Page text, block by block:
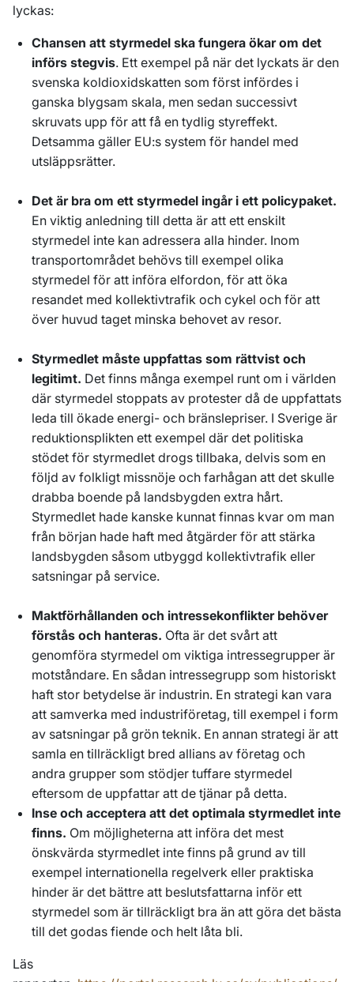
lyckas:
Chansen att styrmedel ska fungera ökar om det
införs stegvis. Ett exempel på när det lyckats är den
svenska koldioxidskatten som först infördes i
ganska blygsam skala, men sedan successivt
skruvats upp för att få en tydlig styreffekt.
Detsamma gäller EU:s system för handel med
utsläppsrätter.
Det är bra om ett styrmedel ingår i ett policypaket.
En viktig anledning till detta är att ett enskilt
styrmedel inte kan adressera alla hinder. Inom
transportområdet behövs till exempel olika
styrmedel för att införa elfordon, för att öka
resandet med kollektivtrafik och cykel och för att
över huvud taget minska behovet av resor.
Styrmedlet måste uppfattas som rättvist och
legitimt. Det finns många exempel runt om i världen
där styrmedel stoppats av protester då de uppfattats
leda till ökade energi- och bränslepriser. I Sverige är
reduktionsplikten ett exempel där det politiska
stödet för styrmedlet drogs tillbaka, delvis som en
följd av folkligt missnöje och farhågan att det skulle
drabba boende på landsbygden extra hårt.
Styrmedlet hade kanske kunnat finnas kvar om man
från början hade haft med åtgärder för att stärka
landsbygden såsom utbyggd kollektivtrafik eller
satsningar på service.
Maktförhållanden och intressekonflikter behöver
förstås och hanteras. Ofta är det svårt att
genomföra styrmedel om viktiga intressegrupper är
motståndare. En sådan intressegrupp som historiskt
haft stor betydelse är industrin. En strategi kan vara
att samverka med industriföretag, till exempel i form
av satsningar på grön teknik. En annan strategi är att
samla en tillräckligt bred allians av företag och
andra grupper som stödjer tuffare styrmedel
eftersom de uppfattar att de tjänar på detta.
Inse och acceptera att det optimala styrmedlet inte
finns. Om möjligheterna att införa det mest
önskvärda styrmedlet inte finns på grund av till
exempel internationella regelverk eller praktiska
hinder är det bättre att beslutsfattarna inför ett
styrmedel som är tillräckligt bra än att göra det bästa
till det godas fiende och helt låta bli.
Läs